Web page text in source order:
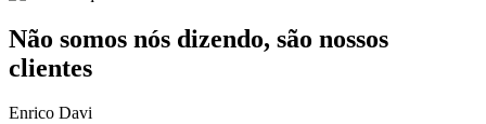
Não somos nós dizendo, são nossos
clientes
Enrico Davi